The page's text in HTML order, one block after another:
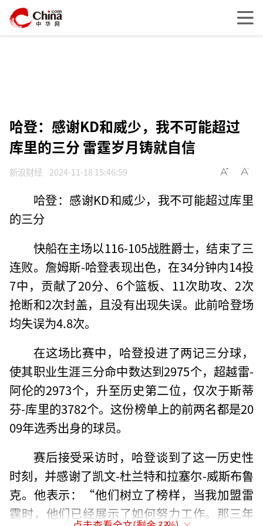
哈登：感谢KD和威少，我不可能超过
库里的三分 雷霆岁月铸就自信
新浪财经 2024-11-18 15:46:59
哈登：感谢KD和威少，我不可能超过库里
的三分
快船在主场以116-105战胜爵士，结束了三
连败。詹姆斯-哈登表现出色，在34分钟内14投
7中，贡献了20分、6个篮板、11次助攻、2次
抢断和2次封盖，且没有出现失误。此前哈登场
均失误为4.8次。
在这场比赛中，哈登投进了两记三分球，
使其职业生涯三分命中数达到2975个，超越雷-
阿伦的2973个，升至历史第二位，仅次于斯蒂
芬-库里的3782个。这份榜单上的前两名都是20
09年选秀出身的球员。
赛后接受采访时，哈登谈到了这一历史性
时刻，并感谢了凯文-杜兰特和拉塞尔-威斯布鲁
克。他表示：“他们树立了榜样，当我加盟雷
霆时，他们已经展示了如何努力工作。那三年